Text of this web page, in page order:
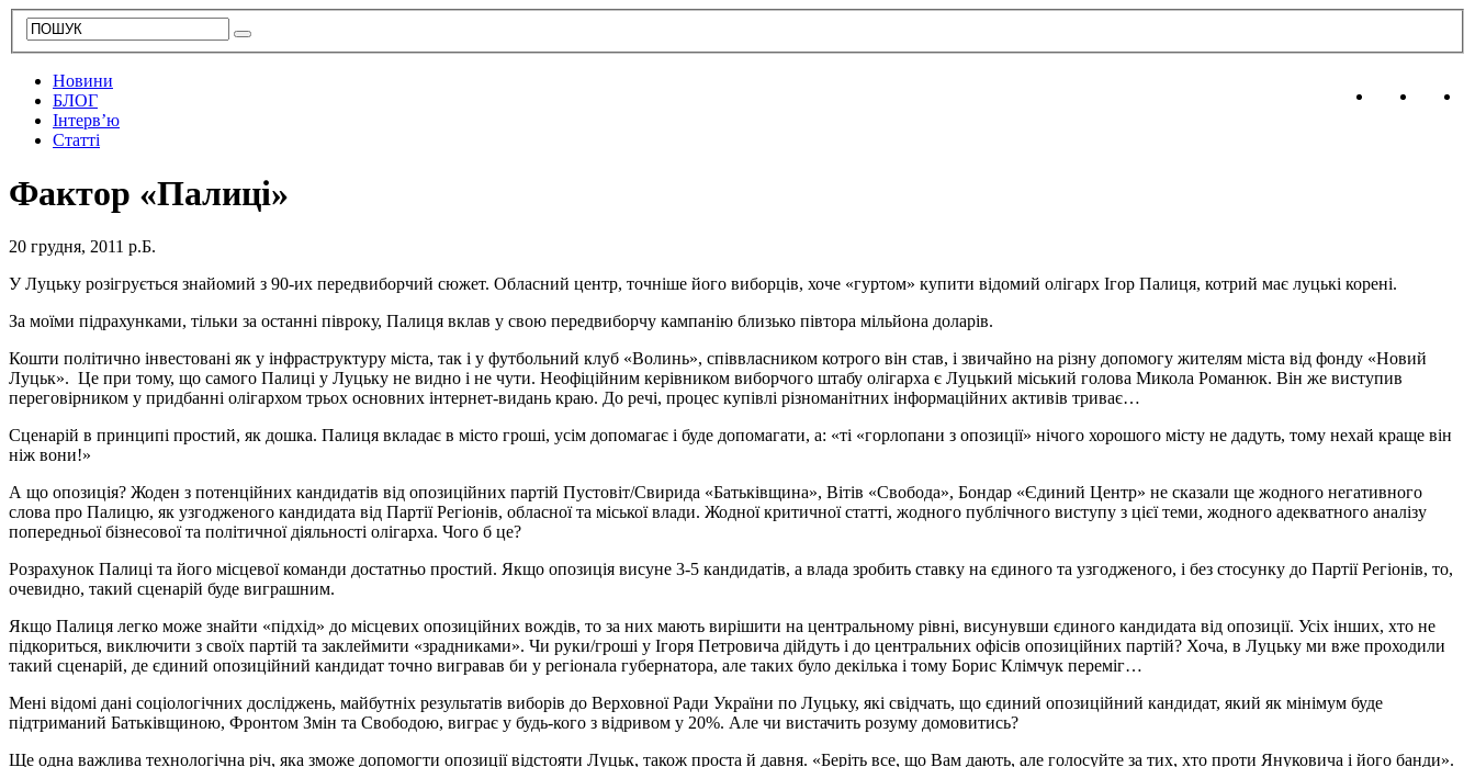
Новини
БЛОГ
Інтерв’ю
Статті
Фактор «Палиці»
20 грудня, 2011 р.Б.
У Луцьку розігрується знайомий з 90-их передвиборчий сюжет. Обласний центр, точніше його виборців, хоче «гуртом» купити відомий олігарх Ігор Палиця, котрий має луцькі корені.
За моїми підрахунками, тільки за останні півроку, Палиця вклав у свою передвиборчу кампанію близько півтора мільйона доларів.
Кошти політично інвестовані як у інфраструктуру міста, так і у футбольний клуб «Волинь», співвласником котрого він став, і звичайно на різну допомогу жителям міста від фонду «Новий
Луцьк». Це при тому, що самого Палиці у Луцьку не видно і не чути. Неофіційним керівником виборчого штабу олігарха є Луцький міський голова Микола Романюк. Він же виступив
переговірником у придбанні олігархом трьох основних інтернет-видань краю. До речі, процес купівлі різноманітних інформаційних активів триває…
Сценарій в принципі простий, як дошка. Палиця вкладає в місто гроші, усім допомагає і буде допомагати, а: «ті «горлопани з опозиції» нічого хорошого місту не дадуть, тому нехай краще він
ніж вони!»
А що опозиція? Жоден з потенційних кандидатів від опозиційних партій Пустовіт/Свирида «Батьківщина», Вітів «Свобода», Бондар «Єдиний Центр» не сказали ще жодного негативного
слова про Палицю, як узгодженого кандидата від Партії Регіонів, обласної та міської влади. Жодної критичної статті, жодного публічного виступу з цієї теми, жодного адекватного аналізу
попередньої бізнесової та політичної діяльності олігарха. Чого б це?
Розрахунок Палиці та його місцевої команди достатньо простий. Якщо опозиція висуне 3-5 кандидатів, а влада зробить ставку на єдиного та узгодженого, і без стосунку до Партії Регіонів, то,
очевидно, такий сценарій буде виграшним.
Якщо Палиця легко може знайти «підхід» до місцевих опозиційних вождів, то за них мають вирішити на центральному рівні, висунувши єдиного кандидата від опозиції. Усіх інших, хто не
підкориться, виключити з своїх партій та заклеймити «зрадниками». Чи руки/гроші у Ігоря Петровича дійдуть і до центральних офісів опозиційних партій? Хоча, в Луцьку ми вже проходили
такий сценарій, де єдиний опозиційний кандидат точно вигравав би у регіонала губернатора, але таких було декілька і тому Борис Клімчук переміг…
Мені відомі дані соціологічних досліджень, майбутніх результатів виборів до Верховної Ради України по Луцьку, які свідчать, що єдиний опозиційний кандидат, який як мінімум буде
підтриманий Батьківщиною, Фронтом Змін та Свободою, виграє у будь-кого з відривом у 20%. Але чи вистачить розуму домовитись?
Ще одна важлива технологічна річ, яка зможе допомогти опозиції відстояти Луцьк, також проста й давня. «Беріть все, що Вам дають, але голосуйте за тих, хто проти Януковича і його банди».